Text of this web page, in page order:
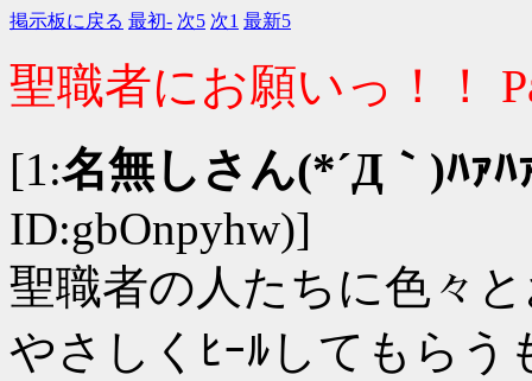
掲示板に戻る 最初- 次5 次1 最新5
聖職者にお願いっ！！
[1:名無しさん(*´Д｀)ﾊｧﾊ
ID:gbOnpyhw)]
聖職者の人たちに色々
やさしくﾋｰﾙしてもらう